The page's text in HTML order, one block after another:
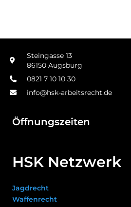
Steingasse 13
86150 Augsburg
0821 7 10 10 30
info@hsk-arbeitsrecht.de
Öffnungszeiten
HSK Netzwerk
Jagdrecht
Waffenrecht